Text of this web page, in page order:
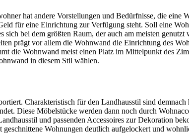
hat andere Vorstellungen und Bedürfnisse, die eine
für eine Einrichtung zur Verfügung steht. Soll eine
bei dem größten Raum, der auch am meisten genutzt
prägt vor allem die Wohnwand die Einrichtung des
die Wohnwand meist einen Platz im Mittelpunkt des
in diesem Stil wählen.
Charakteristisch für den Landhausstil sind demnach
Diese Möbelstücke werden dann noch durch
und passenden Accessoires zur Dekoration
Wohnungen deutlich aufgelockert und